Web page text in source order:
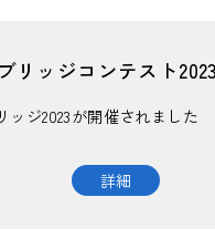
リッジコンテスト2023
ッジ2023が開催されました
詳細